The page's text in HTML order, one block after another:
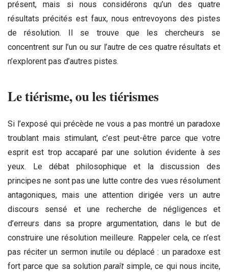
présent, mais si nous considérons qu’un des quatre
résultats précités est faux, nous entrevoyons des pistes
de résolution. Il se trouve que les chercheurs se
concentrent sur l’un ou sur l’autre de ces quatre résultats et
n’explorent pas d’autres pistes.
Le tiérisme, ou les tiérismes
Si l’exposé qui précède ne vous a pas montré un paradoxe
troublant mais stimulant, c’est peut-être parce que votre
esprit est trop accaparé par une solution évidente à ses
yeux. Le débat philosophique et la discussion des
principes ne sont pas une lutte contre des vues résolument
antagoniques, mais une attention dirigée vers un autre
discours sensé et une recherche de négligences et
d’erreurs dans sa propre argumentation, dans le but de
construire une résolution meilleure. Rappeler cela, ce n’est
pas réciter un sermon inutile ou déplacé : un paradoxe est
fort parce que sa solution paraît simple, ce qui nous incite,